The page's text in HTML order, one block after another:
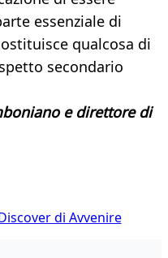
essenziale di
qualcosa di
secondario
e direttore di
di Avvenire